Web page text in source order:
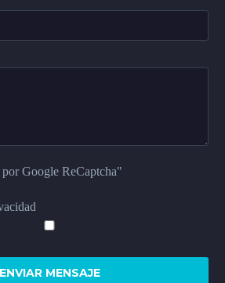
Google ReCaptcha"